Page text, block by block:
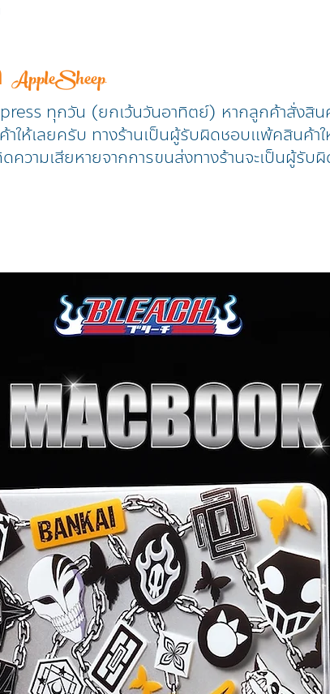
AppleSheep
ทุกวัน (ยกเว้นวันอาทิตย์) หากลูกค้าสั่งสิน
ค้าให้เลยครับ ทางร้านเป็นผู้รับผิดชอบแพ้คสินค้า
วามเสียหายจากการขนส่งทางร้านจะเป็นผู้รับ